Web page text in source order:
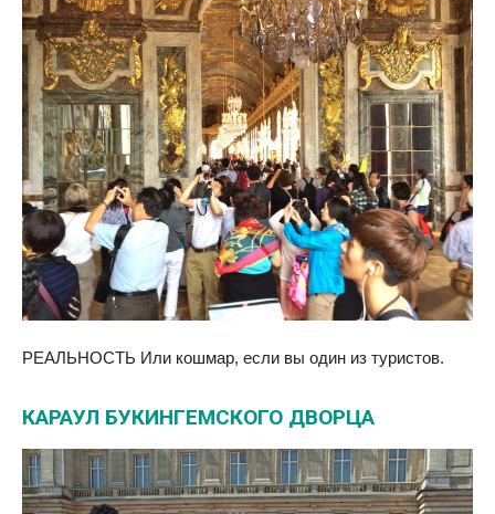
РЕАЛЬНОСТЬ Или кошмар, если вы один из туристов.
КАРАУЛ БУКИНГЕМСКОГО ДВОРЦА